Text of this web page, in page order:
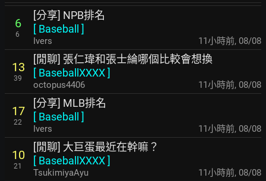
6
6
[分享] NPB排名
[ Baseball ]
Ivers 11小時前, 08/08
13
39
[閒聊] 張仁瑋和張士綸哪個比較會想換
[ BaseballXXXX]
octopus4406 11小時前, 08/08
17
22
[分享] MLB排名
[ Baseball ]
Ivers 11小時前, 08/08
10
21
[閒聊] 大巨蛋最近在幹嘛？
[ BaseballXXXX]
TsukimiyaAyu 11小時前, 08/08